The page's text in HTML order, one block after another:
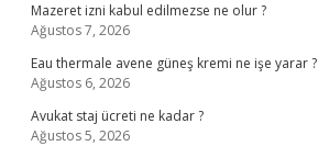
Mazeret izni kabul edilmezse ne olur ?
Ağustos 7, 2026
Eau thermale avene güneş kremi ne işe yarar ?
Ağustos 6, 2026
Avukat staj ücreti ne kadar ?
Ağustos 5, 2026